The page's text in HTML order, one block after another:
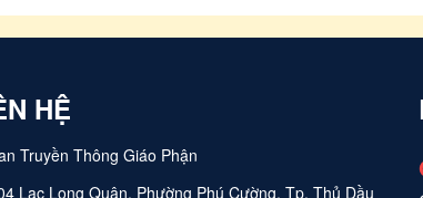
HỆ
Truyền Thông Giáo Phận
Lạc Long Quân, Phường Phú Cường, Tp. Thủ Dầu